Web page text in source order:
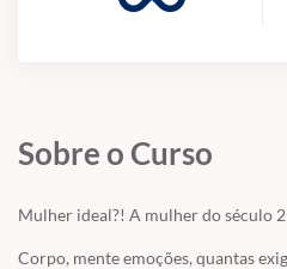
Sobre o Curso
Mulher ideal?! A mulher do século
Corpo, mente emoções, quantas